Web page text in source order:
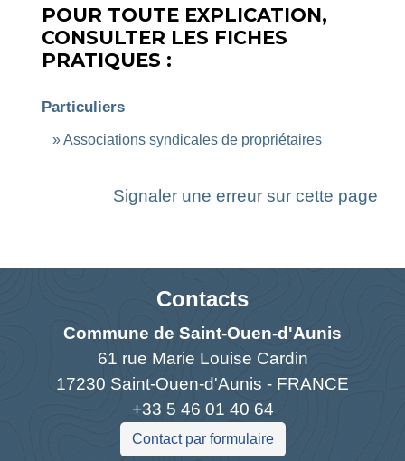
POUR TOUTE EXPLICATION,
CONSULTER LES FICHES
PRATIQUES :
Particuliers
Associations syndicales de propriétaires
Signaler une erreur sur cette page
Contacts
Commune de Saint-Ouen-d'Aunis
61 rue Marie Louise Cardin
17230 Saint-Ouen-d'Aunis - FRANCE
+33 5 46 01 40 64
Contact par formulaire